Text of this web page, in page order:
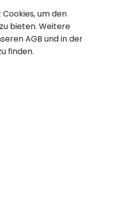
um den
bieten. Weitere
AGB und in der
finden.